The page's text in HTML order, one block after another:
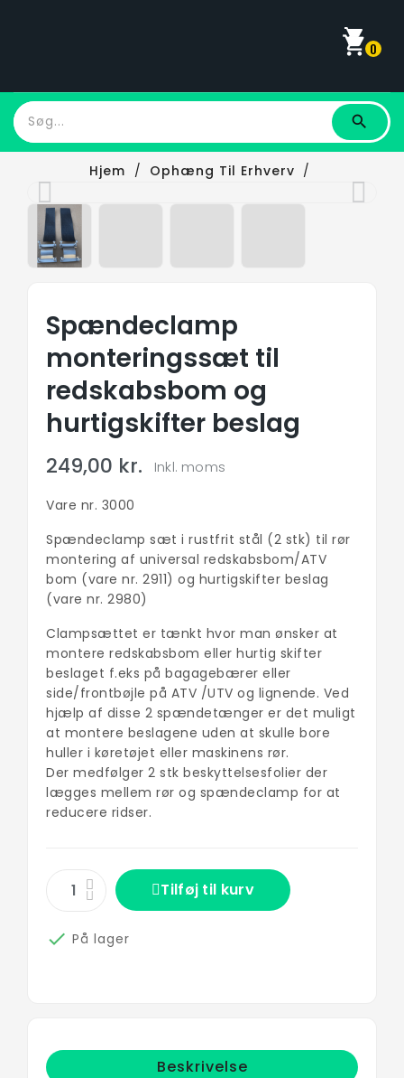
shopping_cart0
Hjem
Ophæng Til Erhverv
Spændeclamp
monteringssæt til
redskabsbom og
hurtigskifter beslag
249,00 kr. Inkl. moms
Vare nr. 3000
Spændeclamp sæt i rustfrit stål (2 stk) til rør
montering af universal redskabsbom/ATV
bom (vare nr. 2911) og hurtigskifter beslag
(vare nr. 2980)
Clampsættet er tænkt hvor man ønsker at
montere redskabsbom eller hurtig skifter
beslaget f.eks på bagagebærer eller
side/frontbøjle på ATV /UTV og lignende. Ved
hjælp af disse 2 spændetænger er det muligt
at montere beslagene uden at skulle bore
huller i køretøjet eller maskinens rør.
Der medfølger 2 stk beskyttelsesfolier der
lægges mellem rør og spændeclamp for at
reducere ridser.
Tilføj til kurv
 På lager
Beskrivelse